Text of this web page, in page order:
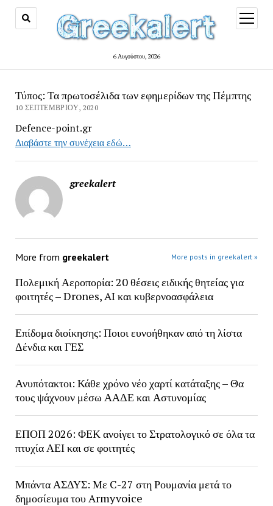
6 Αυγούστου, 2026
open
menu
Τύπος: Τα πρωτοσέλιδα των εφημερίδων της Πέμπτης
10 ΣΕΠΤΕΜΒΡΊΟΥ, 2020
Defence-point.gr
Διαβάστε την συνέχεια εδώ…
greekalert
More from greekalert More posts in greekalert »
Πολεμική Αεροπορία: 20 θέσεις ειδικής θητείας για
φοιτητές – Drones, AI και κυβερνοασφάλεια
Επίδομα διοίκησης: Ποιοι ευνοήθηκαν από τη λίστα
Δένδια και ΓΕΣ
Ανυπότακτοι: Κάθε χρόνο νέο χαρτί κατάταξης – Θα
τους ψάχνουν μέσω ΑΑΔΕ και Αστυνομίας
ΕΠΟΠ 2026: ΦΕΚ ανοίγει το Στρατολογικό σε όλα τα
πτυχία ΑΕΙ και σε φοιτητές
Μπάντα ΑΣΔΥΣ: Με C-27 στη Ρουμανία μετά το
δημοσίευμα του Armyvoice